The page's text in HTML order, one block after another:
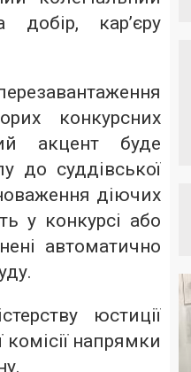
добір, кар’єру
конкурсних
акцент буде
до суддівської
діючих
у конкурсі або
автоматично
юстиції
напрямки